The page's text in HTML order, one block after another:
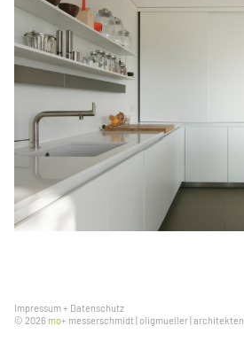
Impressum+ Datenschutz
© 2026 mo+ messerschmidt | oligmueller | architekten